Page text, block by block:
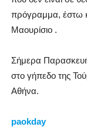
πρόγραμμα, έστω
Μαουρίσιο .
Σήμερα
στο γήπεδο της
Αθήνα.
paokday